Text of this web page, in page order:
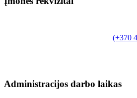
(+370
Administracijos darbo laikas